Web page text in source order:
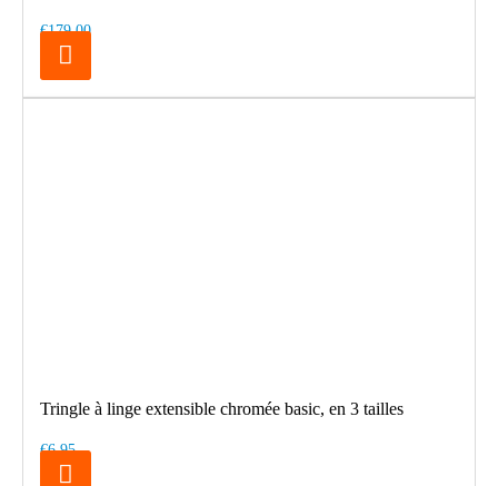
€179.00
Tringle à linge extensible chromée basic, en 3 tailles
€6.95